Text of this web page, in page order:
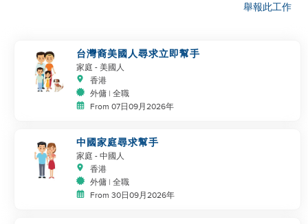
舉報此工作
台灣裔美國人尋求立即幫手
家庭 - 美國人
香港
外傭 | 全職
From 07日09月2026年
中國家庭尋求幫手
家庭 - 中國人
香港
外傭 | 全職
From 30日09月2026年